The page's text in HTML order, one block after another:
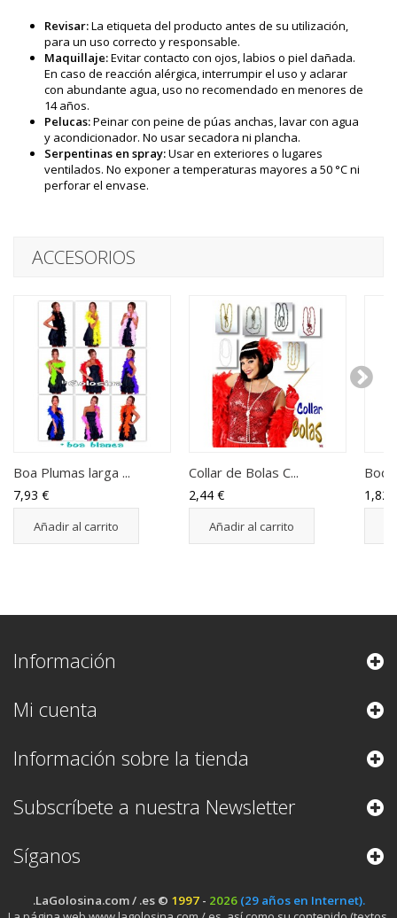
Revisar:La etiqueta del producto antes de su utilización,
para un uso correcto y responsable.
Maquillaje:Evitar contacto con ojos, labios o piel dañada.
En caso de reacción alérgica, interrumpir el uso y aclarar
con abundante agua, uso no recomendado en menores de
14 años.
Pelucas:Peinar con peine de púas anchas, lavar con agua
y acondicionador. No usar secadora ni plancha.
Serpentinas en spray:Usar en exteriores o lugares
ventilados. No exponer a temperaturas mayores a 50 °C ni
perforar el envase.
ACCESORIOS
Boa Plumas larga ...
7,93 €
Añadir al carrito
Collar de Bolas C...
2,44 €
Añadir al carrito
1,82
Información
Mi cuenta
Información sobre la tienda
Subscríbete a nuestra Newsletter
Síganos
.LaGolosina.com / .es © 1997- 2026 (29 años en Internet).